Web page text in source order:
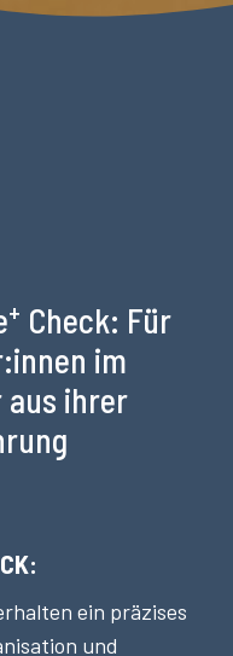
+ Check: Für
im
aus ihrer
ein präzises
und